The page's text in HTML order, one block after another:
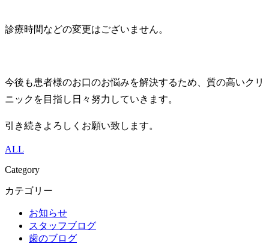
診療時間などの変更はございません。
今後も患者様のお口のお悩みを解決するため、質の高いクリ
ニックを目指し日々努力していきます。
引き続きよろしくお願い致します。
ALL
Category
カテゴリー
お知らせ
スタッフブログ
歯のブログ